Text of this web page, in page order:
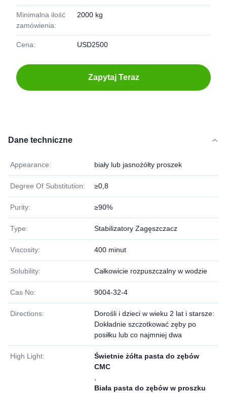
Minimalna ilość
zamówienia:
2000 kg
Cena: USD2500
Zapytaj Teraz
Dane techniczne
Appearance: biały lub jasnożółty proszek
Degree Of Substitution: ≥0,8
Purity: ≥90%
Type: Stabilizatory Zagęszczacz
Viscosity: 400 minut
Solubility: Całkowicie rozpuszczalny w wodzie
Cas No: 9004-32-4
Directions:
Dorośli i dzieci w wieku 2 lat i starsze:
Dokładnie szczotkować zęby po
posiłku lub co najmniej dwa
High Light:
Świetnie żółta pasta do zębów
CMC
Biała pasta do zębów w proszku